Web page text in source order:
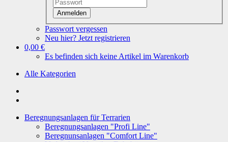
Anmelden
Passwort vergessen
Neu hier? Jetzt registrieren
0,00 €
Es befinden sich keine Artikel im Warenkorb
Alle Kategorien
Beregnungsanlagen für Terrarien
Beregnungsanlagen "Profi Line"
Beregnunsanlagen "Comfort Line"